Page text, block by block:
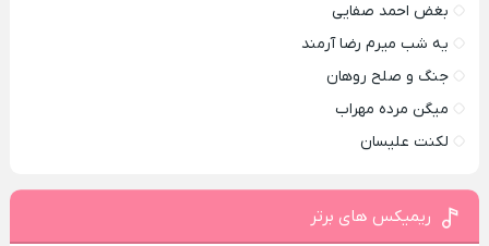
بغض احمد صفایی
یه شب میرم رضا آرمند
جنگ و صلح روهان
میگن مرده مهراب
لکنت علیسان
ریمیکس های برتر